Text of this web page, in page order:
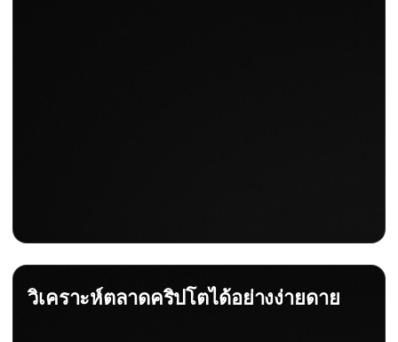
วิเคราะห์ตลาดคริปโตได้อย่างง่ายดาย